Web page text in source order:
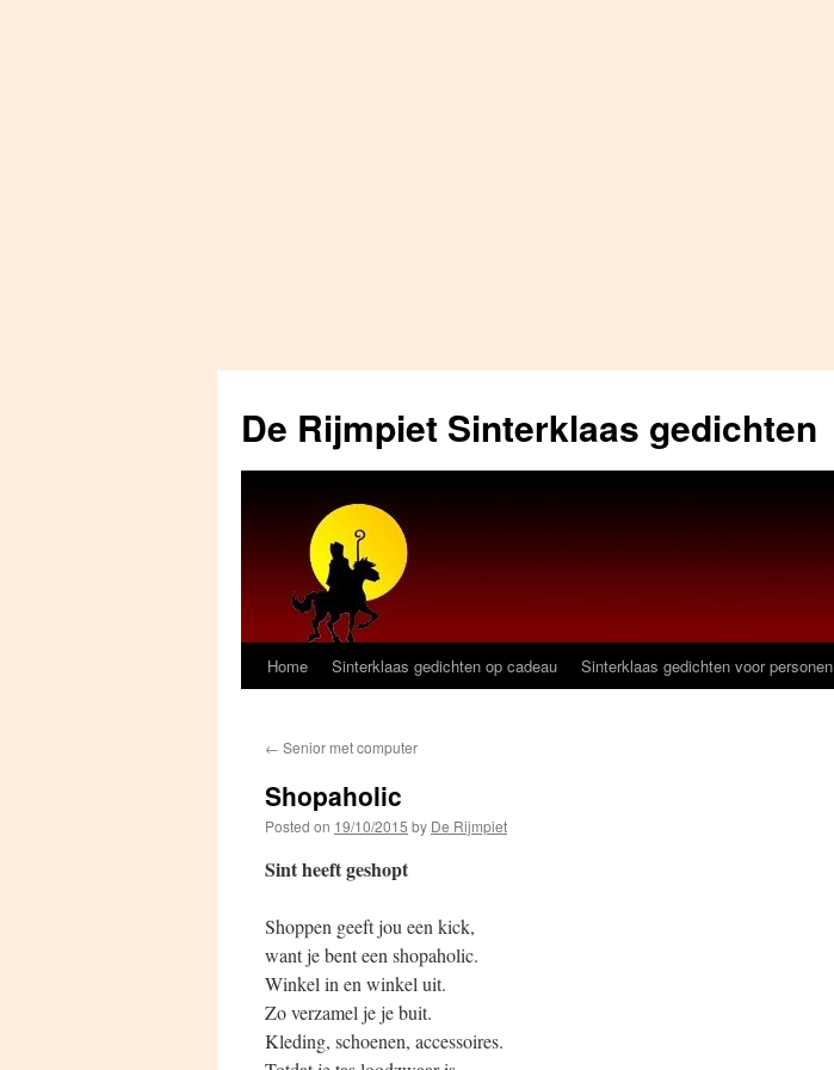
content
De Rijmpiet Sinterklaas gedichten
Home Sinterklaas gedichten op cadeau Sinterklaas gedichten voor personen
← Senior met computer
Shopaholic
Posted on 19/10/2015 by De Rijmpiet
Sint heeft geshopt
Shoppen geeft jou een kick,
want je bent een shopaholic.
Winkel in en winkel uit.
Zo verzamel je je buit.
Kleding, schoenen, accessoires.